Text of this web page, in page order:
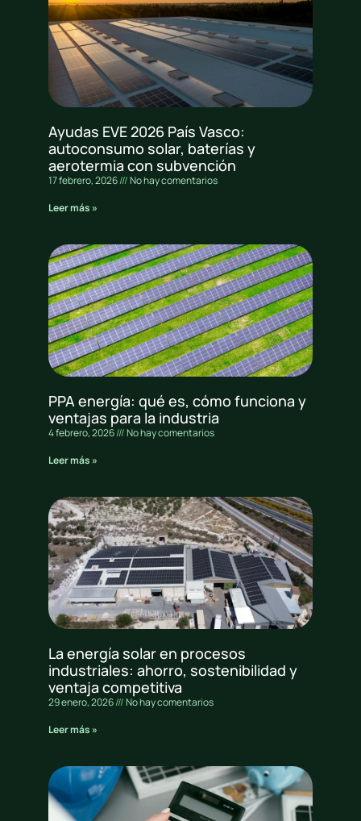
Ayudas EVE 2026 País Vasco:
autoconsumo solar, baterías y
aerotermia con subvención
17 febrero, 2026
No hay comentarios
Leer más »
PPA energía: qué es, cómo funciona y
ventajas para la industria
4 febrero, 2026
No hay comentarios
Leer más »
La energía solar en procesos
industriales: ahorro, sostenibilidad y
ventaja competitiva
29 enero, 2026
No hay comentarios
Leer más »